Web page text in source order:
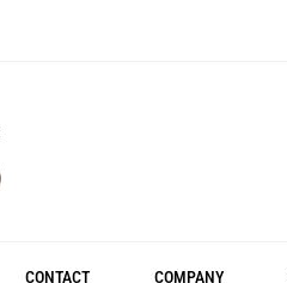
CONTACT COMPANY